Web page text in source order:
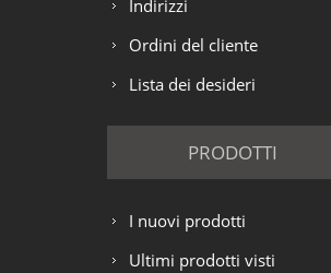
Indirizzi
Ordini del cliente
Lista dei desideri
PRODOTTI
I nuovi prodotti
Ultimi prodotti visti